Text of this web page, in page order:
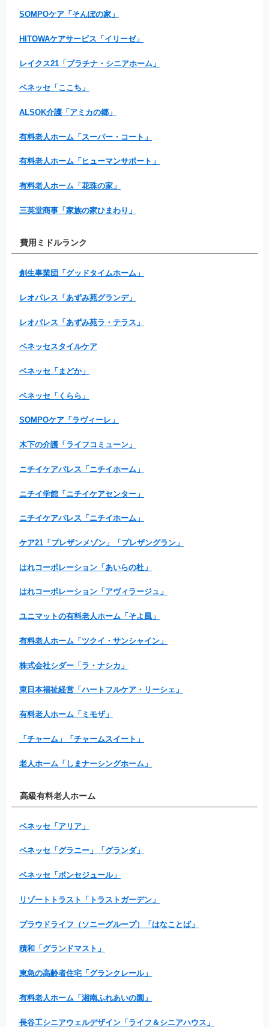
SOMPOケア「そんぽの家」
HITOWAケアサービス「イリーゼ」
レイクス21「プラチナ・シニアホーム」
ベネッセ「ここち」
ALSOK介護「アミカの郷」
有料老人ホーム「スーパー・コート」
有料老人ホーム「ヒューマンサポート」
有料老人ホーム「花珠の家」
三英堂商事「家族の家ひまわり」
費用ミドルランク
創生事業団「グッドタイムホーム」
レオパレス「あずみ苑グランデ」
レオパレス「あずみ苑ラ・テラス」
ベネッセスタイルケア
ベネッセ「まどか」
ベネッセ「くらら」
SOMPOケア「ラヴィーレ」
木下の介護「ライフコミューン」
ニチイケアパレス「ニチイホーム」
ニチイ学館「ニチイケアセンター」
ニチイケアパレス「ニチイホーム」
ケア21「プレザンメゾン」「プレザングラン」
はれコーポレーション「あいらの杜」
はれコーポレーション「アヴィラージュ」
ユニマットの有料老人ホーム「そよ風」
有料老人ホーム「ツクイ・サンシャイン」
株式会社シダー「ラ・ナシカ」
東日本福祉経営「ハートフルケア・リーシェ」
有料老人ホーム「ミモザ」
「チャーム」「チャームスイート」
老人ホーム「しまナーシングホーム」
高級有料老人ホーム
ベネッセ「アリア」
ベネッセ「グラニー」「グランダ」
ベネッセ「ボンセジュール」
リゾートトラスト「トラストガーデン」
プラウドライフ（ソニーグループ）「はなことば」
積和「グランドマスト」
東急の高齢者住宅「グランクレール」
有料老人ホーム「湘南ふれあいの園」
長谷工シニアウェルデザイン「ライフ＆シニアハウス」